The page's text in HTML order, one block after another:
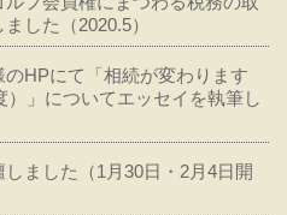
した（2020.5）
HPにて「相続が変わります
）」についてエッセイを執筆し
しました（1月30日・2月4日開